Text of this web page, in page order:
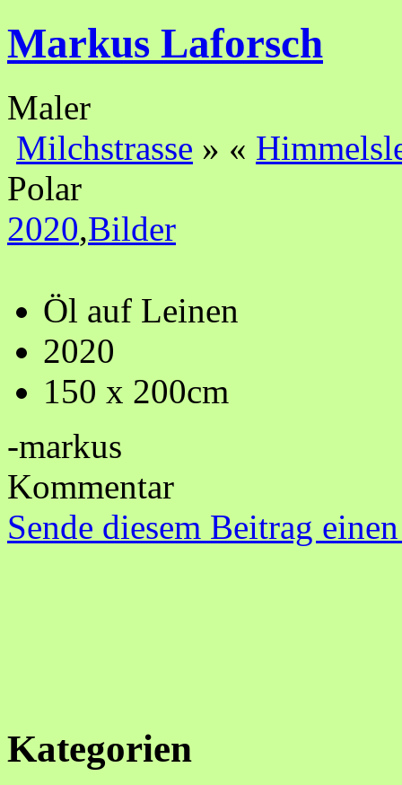
Markus Laforsch
Maler
Milchstrasse » «
Polar
2020,Bilder
Öl auf Leinen
2020
150 x 200cm
-markus
Kommentar
Sende diesem Beitrag
Kategorien